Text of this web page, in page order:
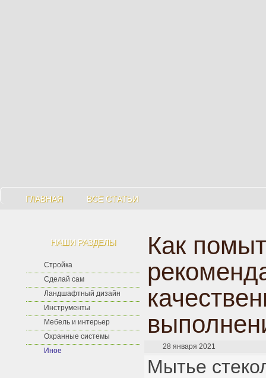
ГЛАВНАЯ ВСЕ СТАТЬИ
НАШИ РАЗДЕЛЫ
Стройка
Сделай сам
Ландшафтный дизайн
Инструменты
Мебель и интерьер
Охранные системы
Иное
Как
28 января 2021
Мытье